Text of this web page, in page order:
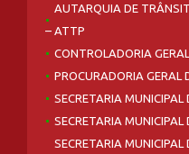
AUTARQUIA DE
– ATTP
CONTROLADORIA
PROCURADORIA GERAL
SECRETARIA MUNICIPAL
SECRETARIA
SECRETARIA MUNICIPAL